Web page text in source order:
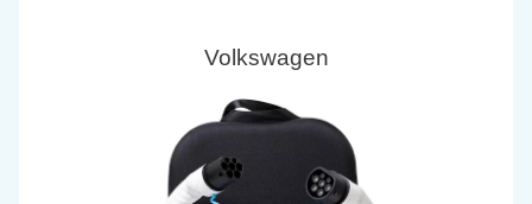
Volkswagen